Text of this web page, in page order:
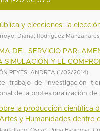
y elecciones: la
Diana; Rodríguez
DEL SERVICIO
SIMULACIÓN Y EL
REYES, ANDREA (1/02/2014)
trabajo de investigación
de la profesionalización
la producción científica
y Humanidades dentro